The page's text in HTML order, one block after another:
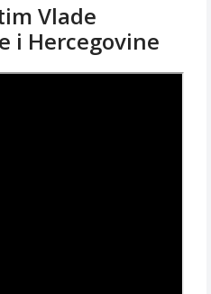
Vlade
i Hercegovine